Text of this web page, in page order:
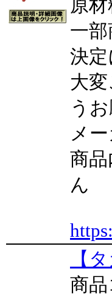
原
一
決定
大
う
メ
商
ん
【
商品